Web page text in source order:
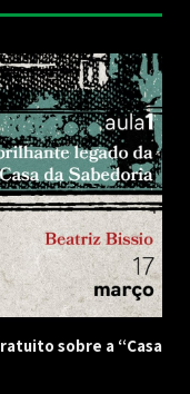
sobre a “Casa